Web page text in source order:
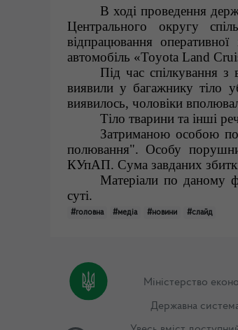
В ході проведення
Центрального округу
відпрацювання
автомобіль «Toyota Land
Під час спілкування з
виявили у багажнику тіло
виявилось, чоловіки
Тіло тварини та інші
Затриманою особою
полювання". Особу
КУпАП. Сума завданих
Матеріали по даному
суті.
#головна #медіа #новини #слайд
Міністерство
Державна